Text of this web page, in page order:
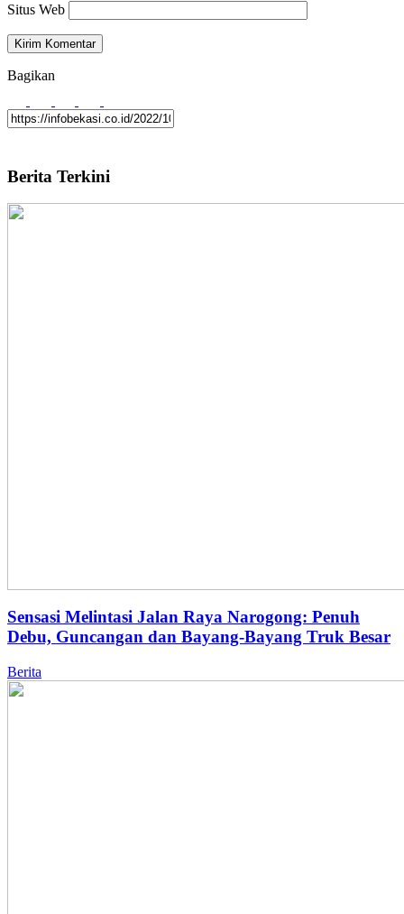
Situs Web
Bagikan
Berita Terkini
Sensasi Melintasi Jalan Raya Narogong: Penuh
Debu, Guncangan dan Bayang-Bayang Truk Besar
Berita